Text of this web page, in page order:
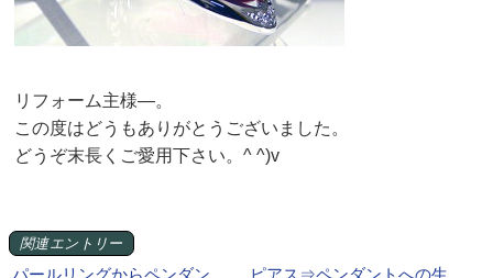
リフォーム主様—。
この度はどうもありがとうございました。
どうぞ末長くご愛用下さい。^ ^)v
関連エントリー
パールリングからペンダン
ピアス⇒ペンダントへの生